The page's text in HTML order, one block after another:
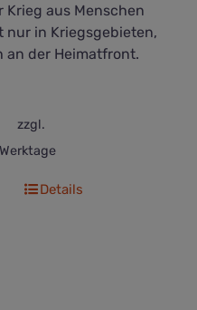
Krieg aus Menschen
nur in Kriegsgebieten,
an der Heimatfront.
zzgl.
Details